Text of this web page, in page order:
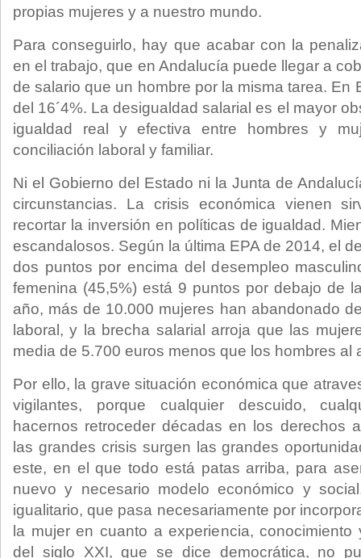
propias mujeres y a nuestro mundo.
Para conseguirlo, hay que acabar con la
en el trabajo, que en Andalucía puede llegar a
de salario que un hombre por la misma tarea. En
del 16´4%. La desigualdad salarial es el mayor
igualdad real y efectiva entre hombres y
conciliación laboral y familiar.
Ni el Gobierno del Estado ni la Junta de
circunstancias. La crisis económica vienen
recortar la inversión en políticas de igualdad.
escandalosos. Según la última EPA de 2014, el
dos puntos por encima del desempleo
femenina (45,5%) está 9 puntos por debajo de
año, más de 10.000 mujeres han abandonado
laboral, y la brecha salarial arroja que las
media de 5.700 euros menos que los hombres al
Por ello, la grave situación económica que
vigilantes, porque cualquier descuido,
hacernos retroceder décadas en los derechos
las grandes crisis surgen las grandes
este, en el que todo está patas arriba, para
nuevo y necesario modelo económico y
igualitario, que pasa necesariamente por
la mujer en cuanto a experiencia,
del siglo XXI, que se dice democrática, no